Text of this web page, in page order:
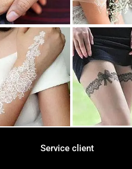
Service client